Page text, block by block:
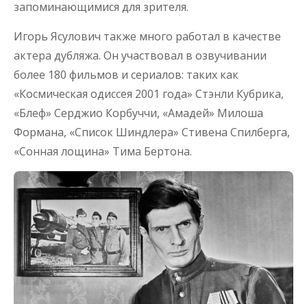
запоминающимися для зрителя.
Игорь Ясулович также много работал в качестве
актера дубляжа. Он участвовал в озвучивании
более 180 фильмов и сериалов: таких как
«Космическая одиссея 2001 года» Стэнли Кубрика,
«Блеф» Серджио Корбуччи, «Амадей» Милоша
Формана, «Список Шиндлера» Стивена Спилберга,
«Сонная лощина» Тима Бертона.